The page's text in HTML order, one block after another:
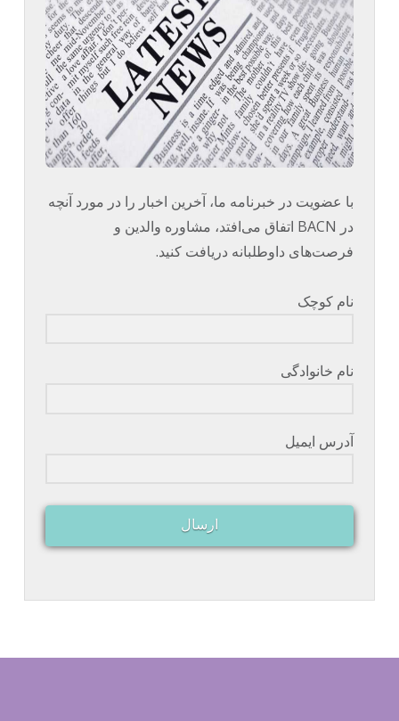
با عضویت در خبرنامه ما، آخرین اخبار را در مورد آنچه
در BACN اتفاق می‌افتد، مشاوره والدین و
فرصت‌های داوطلبانه دریافت کنید.
نام کوچک
نام خانوادگی
آدرس ایمیل
ارسال